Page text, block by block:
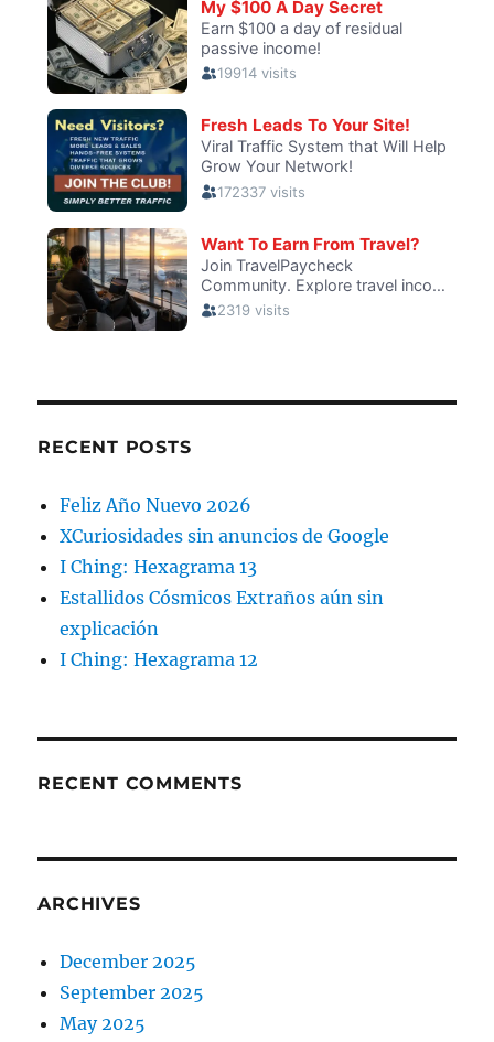
RECENT POSTS
Feliz Año Nuevo 2026
XCuriosidades sin anuncios de Google
I Ching: Hexagrama 13
Estallidos Cósmicos Extraños aún sin
explicación
I Ching: Hexagrama 12
RECENT COMMENTS
ARCHIVES
December 2025
September 2025
May 2025